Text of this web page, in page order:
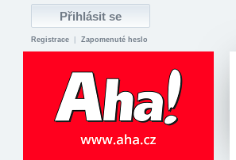
Registrace Zapomenuté heslo